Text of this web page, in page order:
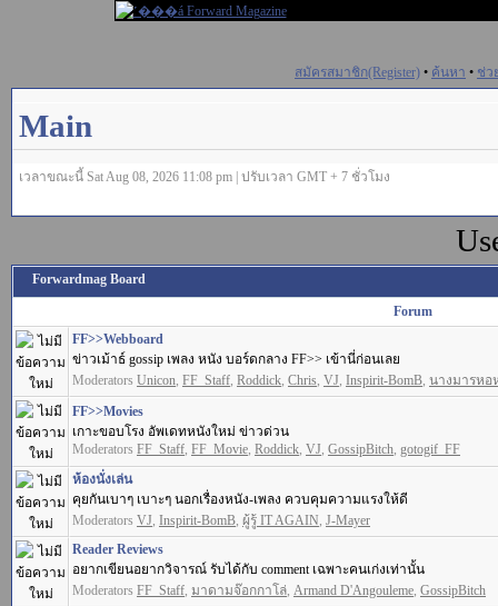
สมัครสมาชิก(Register) • ค้นหา • ช่ว
Main
เวลาขณะนี้ Sat Aug 08, 2026 11:08 pm | ปรับเวลา GMT + 7 ชั่วโมง
Forwardmag Board
Forum
FF>>Webboard
ข่าวเม้าธ์ gossip เพลง หนัง บอร์ดกลาง FF>> เข้านี่ก่อนเลย
Moderators Unicon, FF_Staff, Roddick, Chris, VJ, Inspirit-BomB, นางมารหอ
FF>>Movies
เกาะขอบโรง อัพเดทหนังใหม่ ข่าวด่วน
Moderators FF_Staff, FF_Movie, Roddick, VJ, GossipBitch, gotogif_FF
ห้องนั่งเล่น
คุยกันเบาๆ เบาะๆ นอกเรื่องหนัง-เพลง ควบคุมความแรงให้ดี
Moderators VJ, Inspirit-BomB, ผู้รู้ IT AGAIN, J-Mayer
Reader Reviews
อยากเขียนอยากวิจารณ์ รับได้กับ comment เฉพาะคนเก่งเท่านั้น
Moderators FF_Staff, มาดามจ๊อกกาโล่, Armand D'Angouleme, GossipBitch